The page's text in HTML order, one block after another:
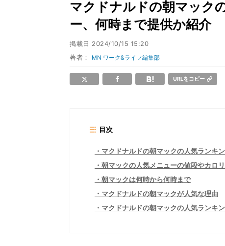
マクドナルドの朝マック
ー、何時まで提供か紹介
掲載日 2024/10/15 15:20
著者： MN ワーク&ライフ編集部
URLをコピー
目次
マクドナルドの朝マックの人気ランキ
朝マックの人気メニューの値段やカロ
朝マックは何時から何時まで
マクドナルドの朝マックが人気な理由
マクドナルドの朝マックの人気ランキ